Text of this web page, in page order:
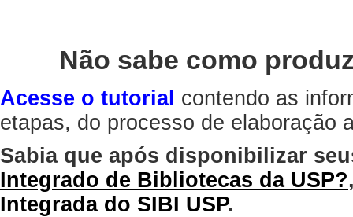
Não sabe como
Acesse o tutorial contendo as
etapas, do processo de elaboração
Sabia que após disponibilizar
Integrado de Bibliotecas da USP?
Integrada do SIBI USP.